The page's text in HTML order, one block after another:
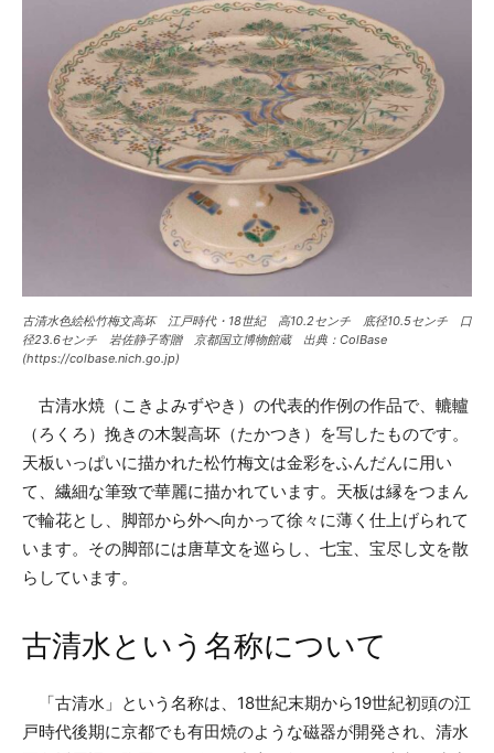
古清水色絵松竹梅文高坏 江戸時代・18世紀 高10.2センチ 底径10.5センチ 口
径23.6センチ 岩佐静子寄贈 京都国立博物館蔵 出典：ColBase
(https://colbase.nich.go.jp)
古清水焼（こきよみずやき）の代表的作例の作品で、轆轤
（ろくろ）挽きの木製高坏（たかつき）を写したものです。
天板いっぱいに描かれた松竹梅文は金彩をふんだんに用い
て、繊細な筆致で華麗に描かれています。天板は縁をつまん
で輪花とし、脚部から外へ向かって徐々に薄く仕上げられて
います。その脚部には唐草文を巡らし、七宝、宝尽し文を散
らしています。
古清水という名称について
「古清水」という名称は、18世紀末期から19世紀初頭の江
戸時代後期に京都でも有田焼のような磁器が開発され、清水